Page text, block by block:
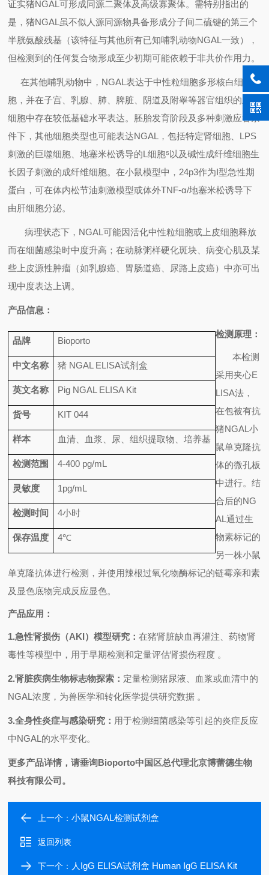
证实猪NGAL可形成同源二聚体及高级寡聚体。需特别指出的
是，猪NGAL 虽不似人源同源物具备形成分子间二硫键的第三个
半胱氨酸残基（该特征与其他所有已知哺乳动物NGAL一致），
但检测到的任何复合物形成至少初期可能依赖于非共价作用力。
在其他哺乳动物中， NGAL表达于中性粒细胞多形核白细
胞，并在子宫、乳腺、肺、脾脏、阴道及附睾等器官组织的上皮
细胞中存在较低基础水平表达。胚胎发育阶段及多种刺激应答条
件下，其他细胞类型也可能表达NGAL ，包括特定肾细胞、 LPS
刺激的巨噬细胞、地塞米松诱导的L细胞⁵以及碱性成纤维细胞生
长因子刺激的成纤维细胞。在小鼠模型中， 24p3作为I型急性期
蛋白，可在体内松节油刺激模型或体外TNF-α/地塞米松诱导下
由肝细胞分泌。
病理状态下， NGAL可能因活化中性粒细胞或上皮细胞释放
而在细菌感染时中度升高；在动脉粥样硬化斑块、病变心肌及某
些上皮源性肿瘤（如乳腺癌、胃肠道癌、尿路上皮癌）中亦可出
现中度表达上调。
产品信息：
品牌 Bioporto
中文名称 猪 NGAL ELISA试剂盒
英文名称 Pig NGAL ELISA Kit
货号 KIT 044
样本 血清、血浆、尿、组织提取物、培养基
检测范围 4-400 pg/mL
灵敏度 1pg/mL
检测时间 4小时
保存温度 4℃
检测原理：
本检测
采用夹心E
LISA法，
在包被有抗
猪NGAL小
鼠单克隆抗
体的微孔板
中进行。结
合后的NG
AL通过生
物素标记的
另一株小鼠
单克隆抗体进行检测，并使用辣根过氧化物酶标记的链霉亲和素
及显色底物完成反应显色。
产品应用：
1.急性肾损伤（AKI）模型研究：在猪肾脏缺血再灌注、药物肾
毒性等模型中，用于早期检测和定量评估肾损伤程度 。
2.肾脏疾病生物标志物探索： 定量检测猪尿液、血浆或血清中的
NGAL浓度，为兽医学和转化医学提供研究数据 。
3.全身性炎症与感染研究： 用于检测细菌感染等引起的炎症反应
中NGAL 的水平变化。
更多产品详情，请垂询Bioporto中国区总代理北京博蕾德生物
科技有限公司。
上一个：小鼠NGAL检测试剂盒
返回列表
下一个： 人IgG ELISA试剂盒 Human IgG ELISA Kit